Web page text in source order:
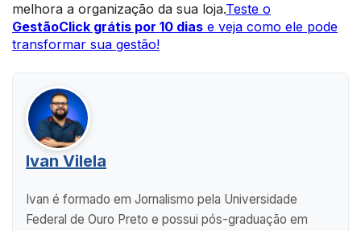
melhora a organização da sua loja.Teste o
GestãoClick grátis por 10 dias e veja como ele pode
transformar sua gestão!
Ivan Vilela
Ivan é formado em Jornalismo pela Universidade
Federal de Ouro Preto e possui pós-graduação em